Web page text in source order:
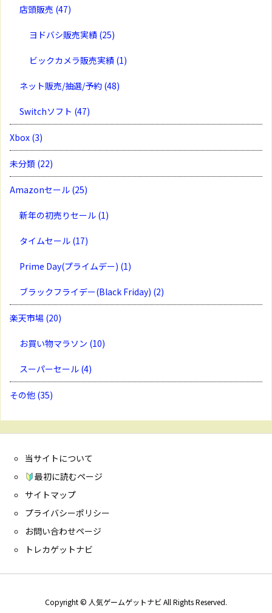
店頭販売 (47)
ヨドバシ販売実績 (25)
ビックカメラ販売実績 (1)
ネット販売/抽選/予約 (48)
Switchソフト (47)
Xbox (3)
未分類 (22)
Amazonセール (25)
新年の初売りセール (1)
タイムセール (17)
Prime Day(プライムデー) (1)
ブラックフライデー(Black Friday) (2)
楽天市場 (20)
お買い物マラソン (10)
スーパーセール (4)
その他 (35)
当サイトについて
最初に読むページ
サイトマップ
プライバシーポリシー
お問い合わせページ
トレカゲットナビ
Copyright © 人気ゲームゲットナビAll Rights Reserved.